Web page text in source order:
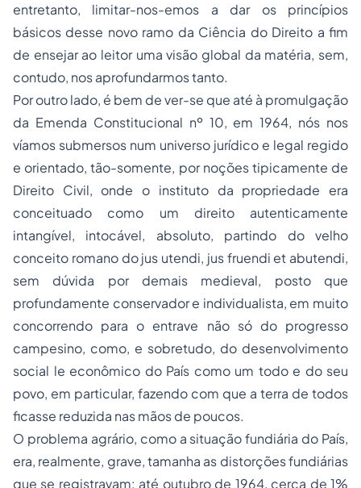
entretanto, limitar-nos-emos a dar os princípios
básicos desse novo ramo da Ciência do Direito a fim
de ensejar ao leitor uma visão global da matéria, sem,
contudo, nos aprofundarmos tanto.
Por outro lado, é bem de ver-se que até à promulgação
da Emenda Constitucional nº 10, em 1964, nós nos
víamos submersos num universo jurídico e legal regido
e orientado, tão-somente, por noções tipicamente de
Direito Civil, onde o instituto da propriedade era
conceituado como um direito autenticamente
intangível, intocável, absoluto, partindo do velho
conceito romano dojus utendi, jus fruendi et abutendi,
sem dúvida por demais medieval, posto que
profundamente conservador e individualista, em muito
concorrendo para o entrave não só do progresso
campesino, como, e sobretudo, do desenvolvimento
social le econômico do País como um todo e do seu
povo, em particular, fazendo com que a terra de todos
ficasse reduzida nas mãos de poucos.
O problema agrário, como a situação fundiária do País,
era, realmente, grave, tamanha as distorções fundiárias
que se registravam: até outubro de 1964, cerca de 1%